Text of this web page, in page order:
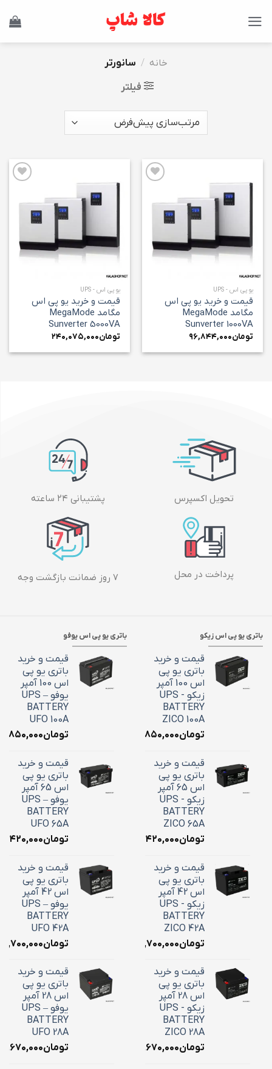
خانه / سانورتر
فیلتر
یو پی اس - UPS
قیمت و خرید یو پی اس
مگامد MegaMode
Sunverter 1000VA
تومان۹۶,۸۴۴,۰۰۰
یو پی اس - UPS
قیمت و خرید یو پی اس
مگامد MegaMode
Sunverter 5000VA
تومان۲۴۰,۰۷۵,۰۰۰
تحویل اکسپرس پشتیبانی ۲۴ ساعته
پرداخت در محل ۷ روز ضمانت بازگشت وجه
باتری یو پی اس زیکو
قیمت و خرید
باتری یو پی
اس 100 آمپر
زیکو - UPS
BATTERY
ZICO 100A
تومان۳۶,۸۵۰,۰۰۰
قیمت و خرید
باتری یو پی
اس 65 آمپر
زیکو - UPS
BATTERY
ZICO 65A
تومان۲۴,۴۲۰,۰۰۰
قیمت و خرید
باتری یو پی
اس 42 آمپر
زیکو - UPS
BATTERY
ZICO 42A
تومان۱۸,۷۰۰,۰۰۰
قیمت و خرید
باتری یو پی
اس 28 آمپر
زیکو - UPS
BATTERY
ZICO 28A
تومان۱۰,۶۷۰,۰۰۰
باتری یو پی اس یوفو
قیمت و خرید
باتری یو پی
اس 100 آمپر
یوفو – UPS
BATTERY
UFO 100A
تومان
قیمت و خرید
باتری یو پی
اس 65 آمپر
یوفو – UPS
BATTERY
UFO 65A
تومان
قیمت و خرید
باتری یو پی
اس 42 آمپر
یوفو – UPS
BATTERY
UFO 42A
تومان
قیمت و خرید
باتری یو پی
اس 28 آمپر
یوفو – UPS
BATTERY
UFO 28A
تومان۱۰,۶۷۰,۰۰۰